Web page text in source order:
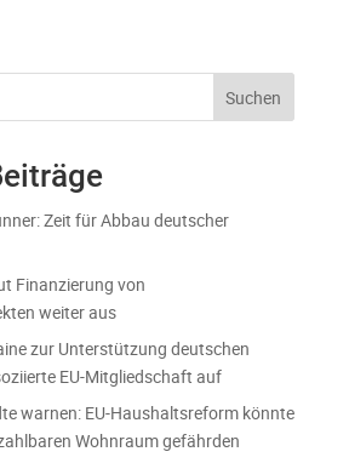
Suchen
Zeit für Abbau deutscher
Finanzierung von
weiter aus
zur Unterstützung deutschen
EU-Mitgliedschaft auf
warnen: EU-Haushaltsreform könnte
Wohnraum gefährden